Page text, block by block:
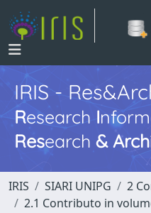
IRIS -
Research I
Research & Arch
IRIS SIARI UNIPG
2
2.1 Contributo in